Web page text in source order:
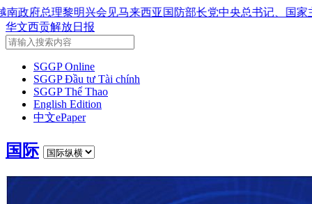
会见马来西亚国防部长党中央总书记、国家主席苏林：越南与
华文西贡解放日报
SGGP Online
SGGP Đầu tư Tài chính
SGGP Thể Thao
English Edition
中文ePaper
国际